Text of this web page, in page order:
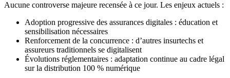
Aucune controverse majeure recensée à ce jour. Les enjeux actuels :
Adoption progressive des assurances digitales : éducation et
sensibilisation nécessaires
Renforcement de la concurrence : d’autres insurtechs et
assureurs traditionnels se digitalisent
Évolutions réglementaires : adaptation continue au cadre légal
sur la distribution 100 % numérique